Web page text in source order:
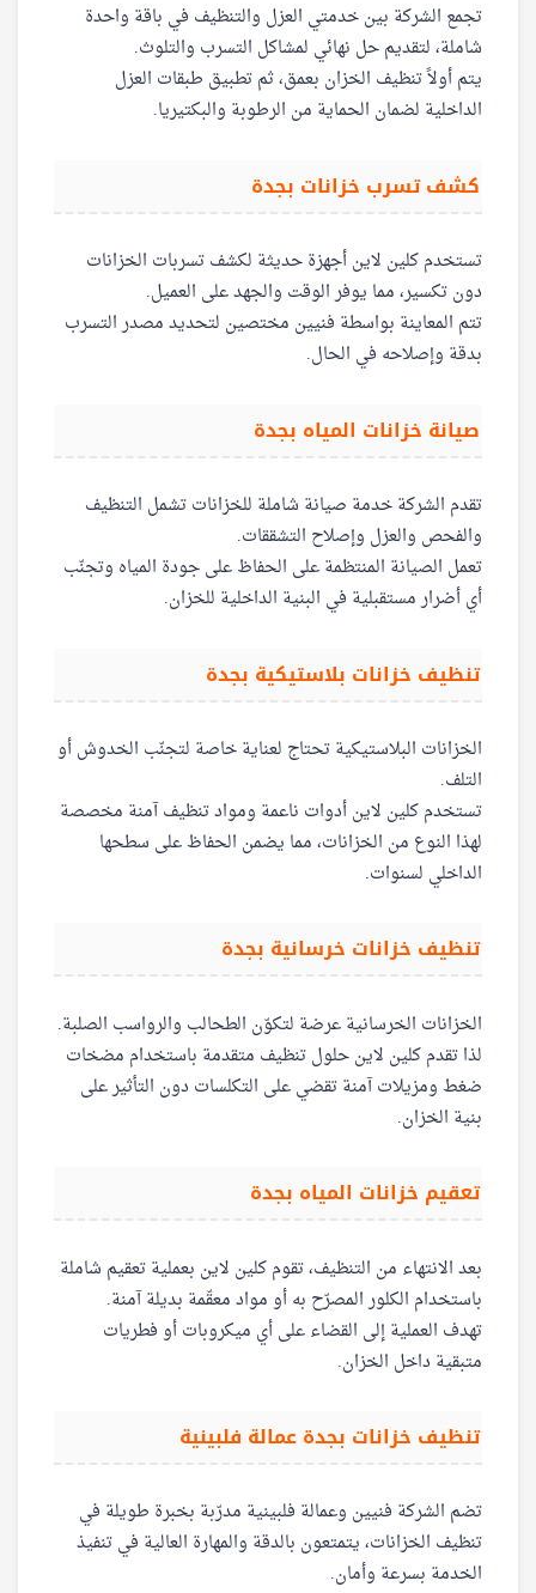
تجمع الشركة بين خدمتي العزل والتنظيف في باقة واحدة
شاملة، لتقديم حل نهائي لمشاكل التسرب والتلوث.
يتم أولاً تنظيف الخزان بعمق، ثم تطبيق طبقات العزل
الداخلية لضمان الحماية من الرطوبة والبكتيريا.
كشف تسرب خزانات بجدة
تستخدم كلين لاين أجهزة حديثة لكشف تسربات الخزانات
دون تكسير، مما يوفر الوقت والجهد على العميل.
تتم المعاينة بواسطة فنيين مختصين لتحديد مصدر التسرب
بدقة وإصلاحه في الحال.
صيانة خزانات المياه بجدة
تقدم الشركة خدمة صيانة شاملة للخزانات تشمل التنظيف
والفحص والعزل وإصلاح التشققات.
تعمل الصيانة المنتظمة على الحفاظ على جودة المياه وتجنّب
أي أضرار مستقبلية في البنية الداخلية للخزان.
تنظيف خزانات بلاستيكية بجدة
الخزانات البلاستيكية تحتاج لعناية خاصة لتجنّب الخدوش أو
التلف.
تستخدم كلين لاين أدوات ناعمة ومواد تنظيف آمنة مخصصة
لهذا النوع من الخزانات، مما يضمن الحفاظ على سطحها
الداخلي لسنوات.
تنظيف خزانات خرسانية بجدة
الخزانات الخرسانية عرضة لتكوّن الطحالب والرواسب الصلبة.
لذا تقدم كلين لاين حلول تنظيف متقدمة باستخدام مضخات
ضغط ومزيلات آمنة تقضي على التكلسات دون التأثير على
بنية الخزان.
تعقيم خزانات المياه بجدة
بعد الانتهاء من التنظيف، تقوم كلين لاين بعملية تعقيم شاملة
باستخدام الكلور المصرّح به أو مواد معقّمة بديلة آمنة.
تهدف العملية إلى القضاء على أي ميكروبات أو فطريات
متبقية داخل الخزان.
تنظيف خزانات بجدة عمالة فلبينية
تضم الشركة فنيين وعمالة فلبينية مدرّبة بخبرة طويلة في
تنظيف الخزانات، يتمتعون بالدقة والمهارة العالية في تنفيذ
الخدمة بسرعة وأمان.